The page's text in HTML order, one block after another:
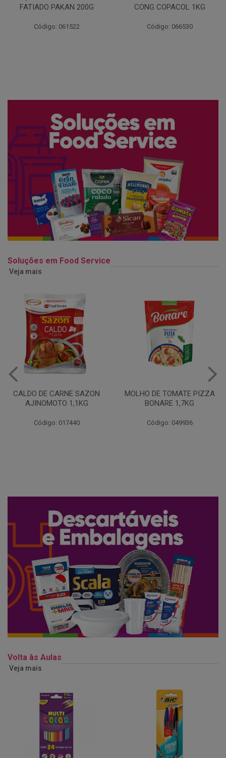
CONG COPACOL 1KG
Código: 066530
PRIMOR 250G
Código: 048243
Soluções em Food Service
Veja mais
MOLHO DE TOMATE PIZZA
BONARE 1,7KG
Código: 049936
MARGARINA USO
PROFISSIONAL 80% CUKIN
Código: 062469
Volta às Aulas
Veja mais